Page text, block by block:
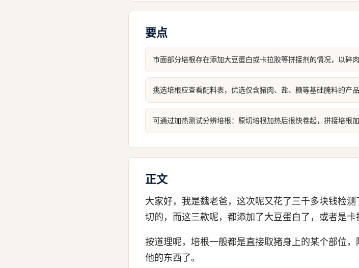
要点
市面部分培根存在添加大豆蛋白或卡拉胶等拼接剂的情况，以碎肉
挑选培根应查看配料表，优选仅含猪肉、盐、糖等基础腌料的产
可通过加热测试分辨培根：原切培根加热后很快卷起，拼接培根加
正文
大家好，我是魏老爸，这次呢又花了三千多块钱检
切的，而这三款呢，都添加了大豆蛋白了，或者是卡
按道理呢，培根一般都是直接取猪身上的某个部位
他的东西了。